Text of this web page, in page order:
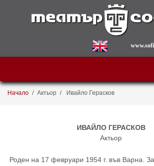
Начало / Актьор / Ивайло Герасков
ИВАЙЛО ГЕРАСКОВ
Актьор
Роден на 17 февруари 1954 г. във Варна.